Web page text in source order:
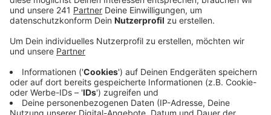
Veröffentlicht:Donnerstag, 23.09.2021 16:25
Anzeige
Insgesamt werden in den Klinken im Kreis momentan
16 Corona-Erkrankte behandelt. Im Rheinisch-